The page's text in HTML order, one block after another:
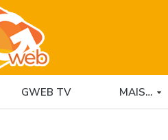
GWEB TV MAIS…